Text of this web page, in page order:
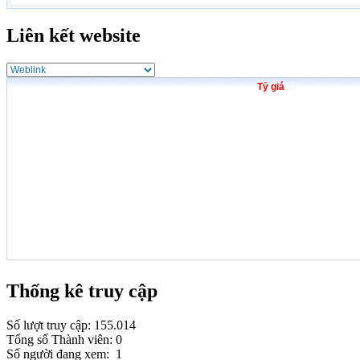
Liên kết website
Tỷ giá
Thống kê truy cập
Số lượt truy cập: 155.014
Tổng số Thành viên: 0
Số người đang xem: 1